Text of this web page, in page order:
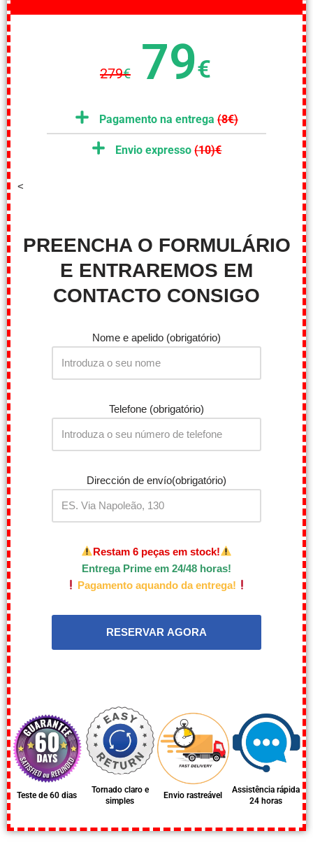
279€ 79€
Pagamento na entrega (8€)
Envio expresso(10)€
<
PREENCHA O FORMULÁRIO
E ENTRAREMOS EM
CONTACTO CONSIGO
Nome e apelido (obrigatório)
Telefone (obrigatório)
Dirección de envío(obrigatório)
Restam 6 peças em stock!
Entrega Prime em 24/48 horas!
Pagamento aquando da entrega!
Teste de 60 dias
Tornado claro e
simples
Envio rastreável
Assistência rápida
24 horas